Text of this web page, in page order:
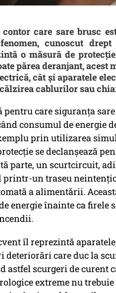
care sare brusc
cunoscut
o măsură de
părea deranjant,
cât și aparatele
cablurilor sau
pentru care siguranța
consumul de energie
prin utilizarea
se declanșează
parte, un scurtcircuit,
printr-un traseu
a alimentării.
energie înainte ca firele
îl reprezintă
deteriorări care duc la
astfel scurgeri de curent
extreme nu